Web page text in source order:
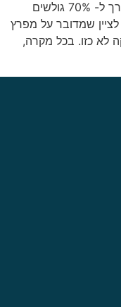
ונהנים מהעונה התיירותית, המחולקת בערך ל- 70% גולשים
לציין שמדובר על מפרץ
לא כזו. בכל מקרה,